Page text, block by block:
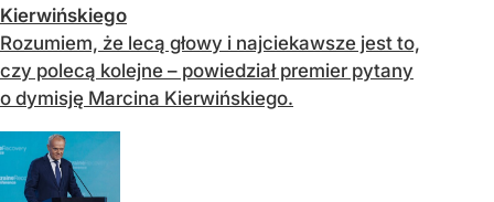
Kierwińskiego
Rozumiem, że lecą głowy i najciekawsze jest to,
czy polecą kolejne – powiedział premier pytany
o dymisję Marcina Kierwińskiego.